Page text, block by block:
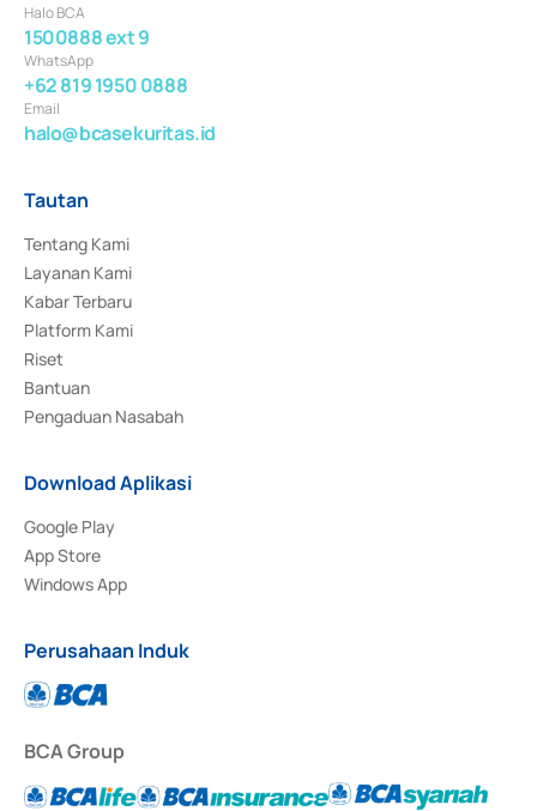
Halo BCA
1500888 ext 9
WhatsApp
+62 819 1950 0888
Email
halo@bcasekuritas.id
Tautan
Tentang Kami
Layanan Kami
Kabar Terbaru
Platform Kami
Riset
Bantuan
Pengaduan Nasabah
Download Aplikasi
Google Play
App Store
Windows App
Perusahaan Induk
BCA Group